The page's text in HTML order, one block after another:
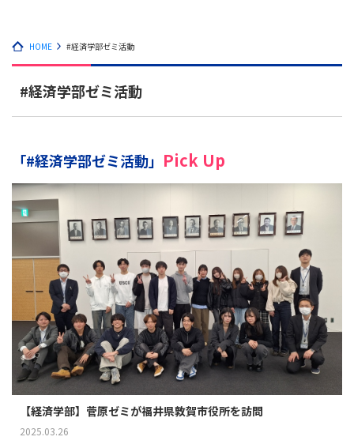
HOME #経済学部ゼミ活動
#経済学部ゼミ活動
「#経済学部ゼミ活動」 Pick Up
【経済学部】菅原ゼミが福井県敦賀市役所を訪問
2025.03.26